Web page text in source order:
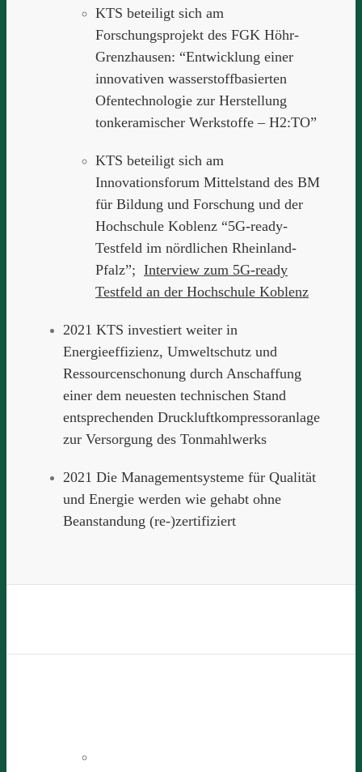
KTS beteiligt sich am
Forschungsprojekt des FGK Höhr-
Grenzhausen: “Entwicklung einer
innovativen wasserstoffbasierten
Ofentechnologie zur Herstellung
tonkeramischer Werkstoffe – H2:TO”
KTS beteiligt sich am
Innovationsforum Mittelstand des BM
für Bildung und Forschung und der
Hochschule Koblenz “5G-ready-
Testfeld im nördlichen Rheinland-
Pfalz”; Interview zum 5G-ready
Testfeld an der Hochschule Koblenz
2021 KTS investiert weiter in
Energieeffizienz, Umweltschutz und
Ressourcenschonung durch Anschaffung
einer dem neuesten technischen Stand
entsprechenden Druckluftkompressoranlage
zur Versorgung des Tonmahlwerks
2021 Die Managementsysteme für Qualität
und Energie werden wie gehabt ohne
Beanstandung (re-)zertifiziert